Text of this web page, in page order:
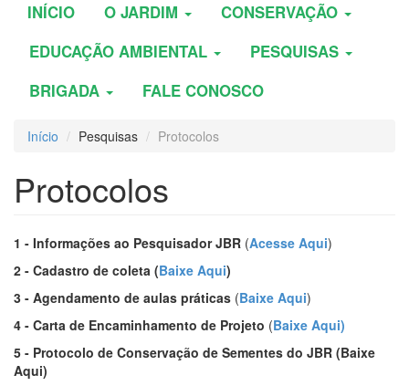
INÍCIO O JARDIM
CONSERVAÇÃO
EDUCAÇÃO AMBIENTAL
PESQUISAS
BRIGADA
FALE CONOSCO
Início Pesquisas Protocolos
Protocolos
1 - Informações ao Pesquisador JBR (Acesse Aqui)
2 - Cadastro de coleta (Baixe Aqui)
3 - Agendamento de aulas práticas (Baixe Aqui)
4 - Carta de Encaminhamento de Projeto (Baixe Aqui)
5 - Protocolo de Conservação de Sementes do JBR (Baixe
Aqui)